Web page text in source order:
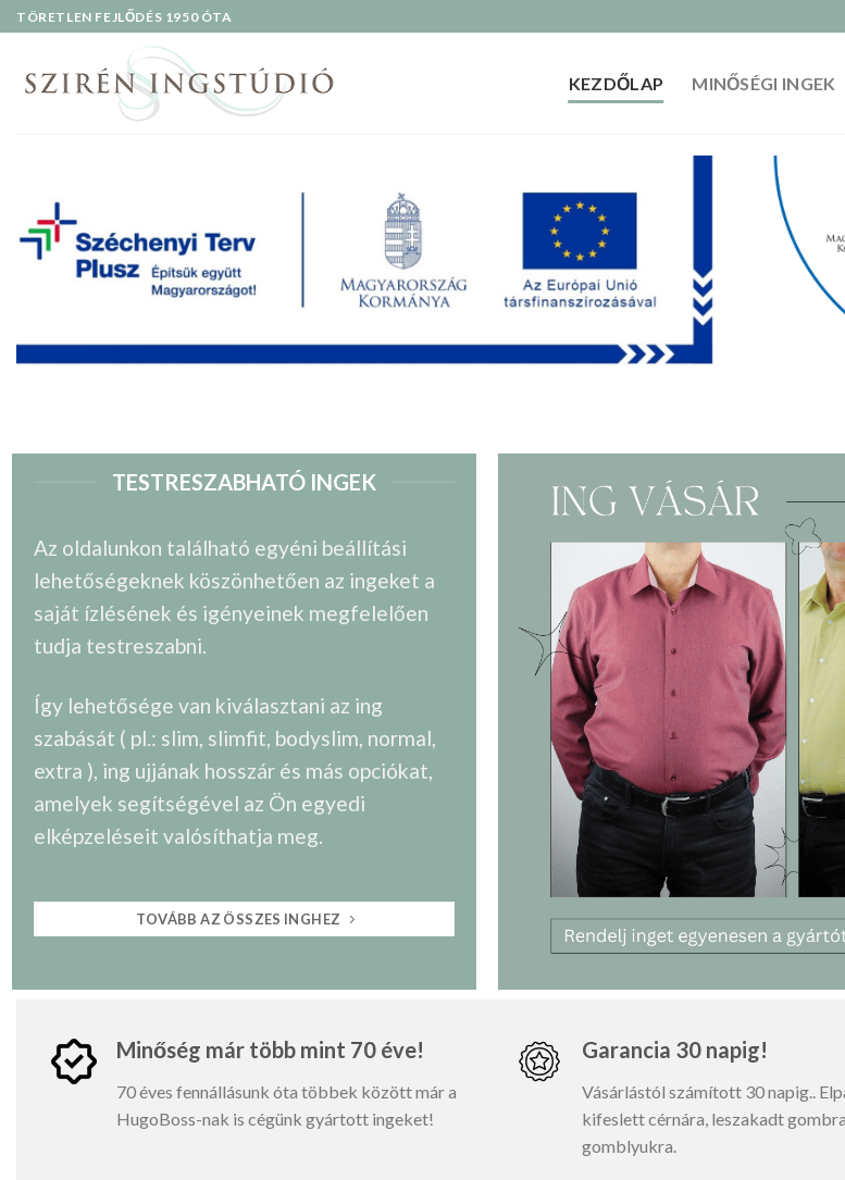
Skip
to
TÖRETLEN FEJLŐDÉS 1950 ÓTA
KEZDŐLAP MINŐSÉGI INGEK
TESTRESZABHATÓ INGEK
Az oldalunkon található egyéni beállítási
lehetőségeknek köszönhetően az ingeket a
saját ízlésének és igényeinek megfelelően
tudja testreszabni.
Így lehetősége van kiválasztani az ing
szabását ( pl.: slim, slimfit, bodyslim, normal,
extra ), ing ujjának hosszár és más opciókat,
amelyek segítségével az Ön egyedi
elképzeléseit valósíthatja meg.
TOVÁBB AZ ÖSSZES INGHEZ
Minőség már több mint 70 éve!
70 éves fennállásunk óta többek között már a
HugoBoss-nak is cégünk gyártott ingeket!
Garancia 30 napig!
Vásárlástól számított 30 napig..
kifeslett cérnára, leszakadt
gomblyukra.